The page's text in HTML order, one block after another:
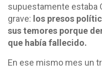
supuestamente estaba
grave: los presos
sus temores porque
que había fallecido.
En ese mismo mes un